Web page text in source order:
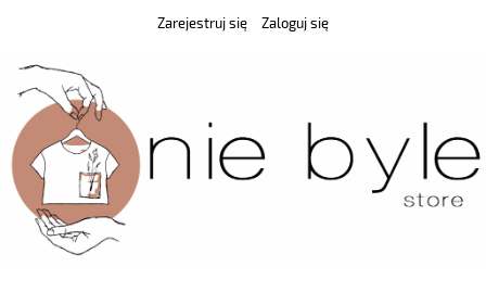
Zarejestruj się Zaloguj się